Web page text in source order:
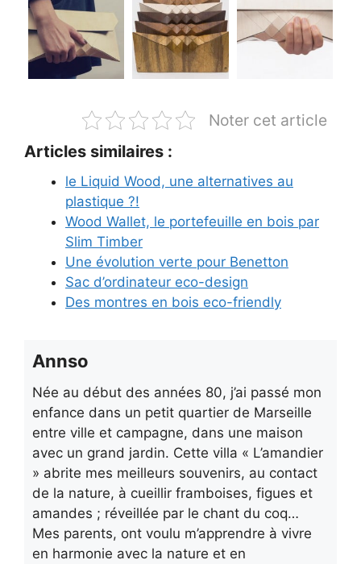
Noter cet article
Articles similaires :
le Liquid Wood, une alternatives au
plastique ?!
Wood Wallet, le portefeuille en bois par
Slim Timber
Une évolution verte pour Benetton
Sac d’ordinateur eco-design
Des montres en bois eco-friendly
Annso
Née au début des années 80, j’ai passé mon
enfance dans un petit quartier de Marseille
entre ville et campagne, dans une maison
avec un grand jardin. Cette villa « L’amandier
» abrite mes meilleurs souvenirs, au contact
de la nature, à cueillir framboises, figues et
amandes ; réveillée par le chant du coq…
Mes parents, ont voulu m’apprendre à vivre
en harmonie avec la nature et en